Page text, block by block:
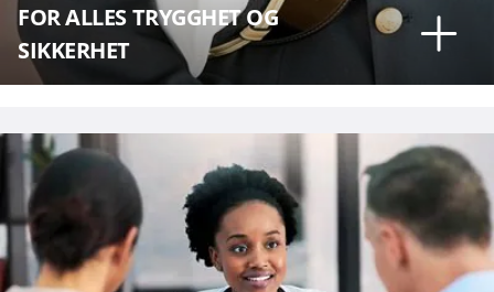
FOR ALLES TRYGGHET OG
SIKKERHET